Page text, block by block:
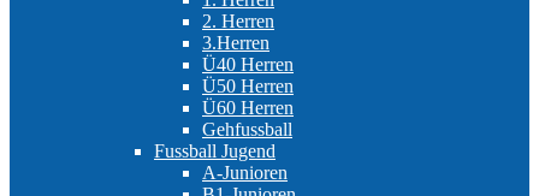
2. Herren
3.Herren
Ü40 Herren
Ü50 Herren
Ü60 Herren
Gehfussball
Fussball Jugend
A-Junioren